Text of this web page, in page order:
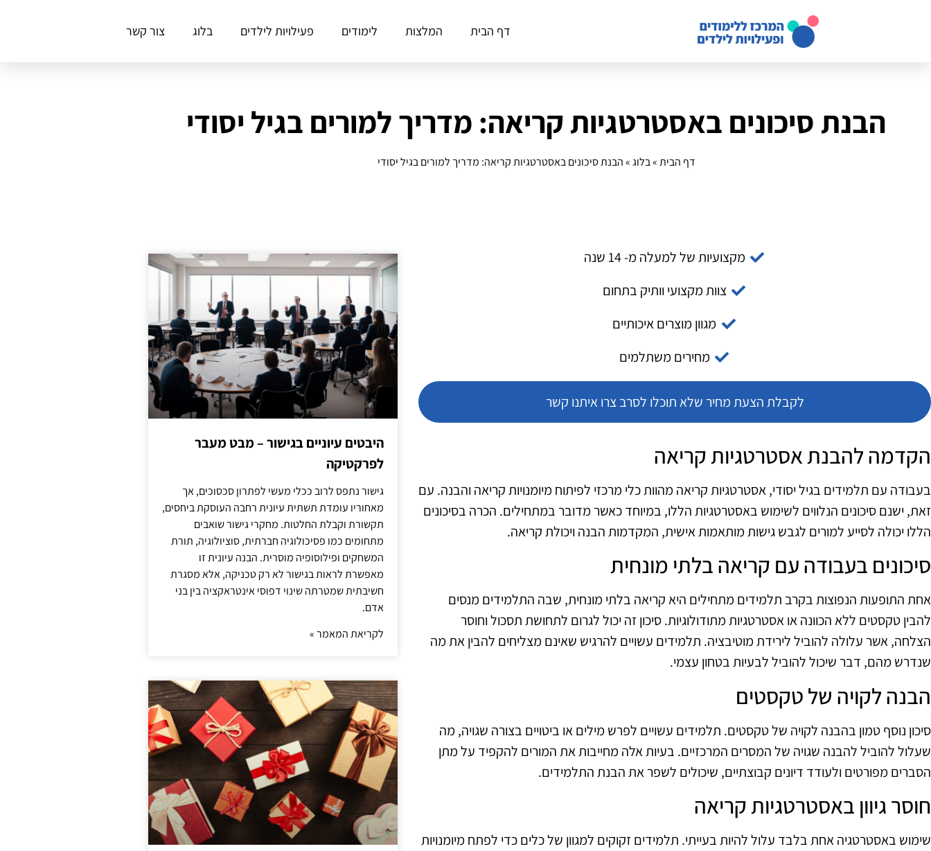
דף הבית המלצות לימודים פעילויות לילדים בלוג צור קשר
הבנת סיכונים באסטרטגיות קריאה: מדריך למורים בגיל יסודי
דף הבית»בלוג»הבנת סיכונים באסטרטגיות קריאה: מדריך למורים בגיל יסודי
מקצועיות של למעלה מ- 14 שנה
צוות מקצועי וותיק בתחום
מגוון מוצרים איכותיים
מחירים משתלמים
לקבלת הצעת מחיר שלא תוכלו לסרב צרו איתנו קשר
הקדמה להבנת אסטרטגיות קריאה
בעבודה עם תלמידים בגיל יסודי, אסטרטגיות קריאה מהוות כלי מרכזי לפיתוח מיומנויות קריאה והבנה. עם
זאת, ישנם סיכונים הנלווים לשימוש באסטרטגיות הללו, במיוחד כאשר מדובר במתחילים. הכרה בסיכונים
הללו יכולה לסייע למורים לגבש גישות מותאמות אישית, המקדמות הבנה ויכולת קריאה.
סיכונים בעבודה עם קריאה בלתי מונחית
אחת התופעות הנפוצות בקרב תלמידים מתחילים היא קריאה בלתי מונחית, שבה התלמידים מנסים
להבין טקסטים ללא הכוונה או אסטרטגיות מתודולוגיות. סיכון זה יכול לגרום לתחושת תסכול וחוסר
הצלחה, אשר עלולה להוביל לירידת מוטיבציה. תלמידים עשויים להרגיש שאינם מצליחים להבין את מה
שנדרש מהם, דבר שיכול להוביל לבעיות בטחון עצמי.
הבנה לקויה של טקסטים
סיכון נוסף טמון בהבנה לקויה של טקסטים. תלמידים עשויים לפרש מילים או ביטויים בצורה שגויה, מה
שעלול להוביל להבנה שגויה של המסרים המרכזיים. בעיות אלה מחייבות את המורים להקפיד על מתן
הסברים מפורטים ולעודד דיונים קבוצתיים, שיכולים לשפר את הבנת התלמידים.
חוסר גיוון באסטרטגיות קריאה
שימוש באסטרטגיה אחת בלבד עלול להיות בעייתי. תלמידים זקוקים למגוון של כלים כדי לפתח מיומנויות
היבטים עיוניים בגישור – מבט מעבר
לפרקטיקה
גישור נתפס לרוב ככלי מעשי לפתרון סכסוכים, אך
מאחוריו עומדת תשתית עיונית רחבה העוסקת ביחסים,
תקשורת וקבלת החלטות. מחקרי גישור שואבים
מתחומים כמו פסיכולוגיה חברתית, סוציולוגיה, תורת
המשחקים ופילוסופיה מוסרית. הבנה עיונית זו
מאפשרת לראות בגישור לא רק טכניקה, אלא מסגרת
חשיבתית שמטרתה שינוי דפוסי אינטראקציה בין בני
אדם.
לקריאת המאמר »